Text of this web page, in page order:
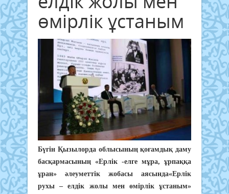
өмірлік ұстаным
Бүгін Қызылорда облысының қоғамдық даму
басқармасының «Ерлік -елге мұра, ұрпаққа
ұран» әлеуметтік жобасы аясында«Ерлік
рухы – елдік жолы мен өмірлік ұстаным»